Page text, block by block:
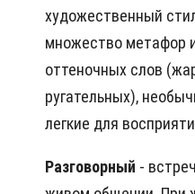
художественный
множество метафор
оттеночных слов
ругательных),
легкие для
Разговорный -